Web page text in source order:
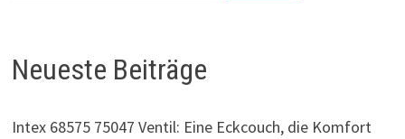
Neueste Beiträge
Intex 68575 75047 Ventil: Eine Eckcouch, die Komfort